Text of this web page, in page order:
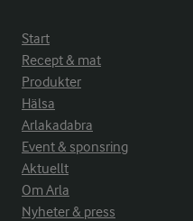
Start
Recept & mat
Produkter
Hälsa
Arlakadabra
Event & sponsring
Aktuellt
Om Arla
Nyheter & press